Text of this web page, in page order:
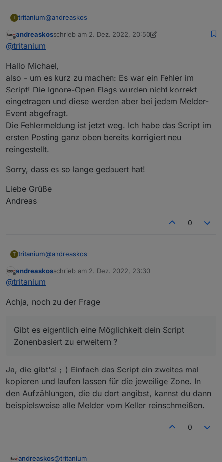
T tritanium@andreaskos
Hi Andreas, derzeit verwende ich "noch" den knx
Spielt das denn eine Rolle ??
Gibt es eigentlich eine Möglichkeit dein Script
Ich würde nämlich gerne den Keller getrennt, vom
Wohnraum absichern ...
Spricht Zone Keller, getrennt
scharf/unscharf/Meldelinien und Wohnraum
(EG,OG,DG) scharf/unscharf/Meldelinien ....
Wenn das ginge, wäre das TOP :-)
Offline
andreaskosschrieb am 2. Dez. 2022, 20:50
zuletzt editiert von andreaskos12. Feb. 2022, 21:50
@tritanium
Hallo Michael,
also - um es kurz zu machen: Es war ein Fehler im
Script! Die Ignore-Open Flags wurden nicht korrekt
eingetragen und diese werden aber bei jedem Melder-
Event abgefragt.
Die Fehlermeldung ist jetzt weg. Ich habe das Script im
ersten Posting ganz oben bereits korrigiert neu
reingestellt.
Sorry, dass es so lange gedauert hat!
Liebe Grüße
Andreas
0
T tritanium@andreaskos
Hi Andreas, derzeit verwende ich "noch" den knx
Spielt das denn eine Rolle ??
Ich würde nämlich gerne den Keller getrennt, vom
Wohnraum absichern ...
(EG,OG,DG) scharf/unscharf/Meldelinien ....
Wenn das ginge, wäre das TOP :-)
Offline
andreaskosschrieb am 2. Dez. 2022, 23:30
zuletzt editiert von
@tritanium
Achja, noch zu der Frage
Gibt es eigentlich eine Möglichkeit dein Script
Zonenbasiert zu erweitern ?
Ja, die gibt's! ;-) Einfach das Script ein zweites mal
kopieren und laufen lassen für die jeweilige Zone. In
den Aufzählungen, die du dort angibst, kannst du dann
beispielsweise alle Melder vom Keller reinschmeißen.
0
andreaskos@tritanium